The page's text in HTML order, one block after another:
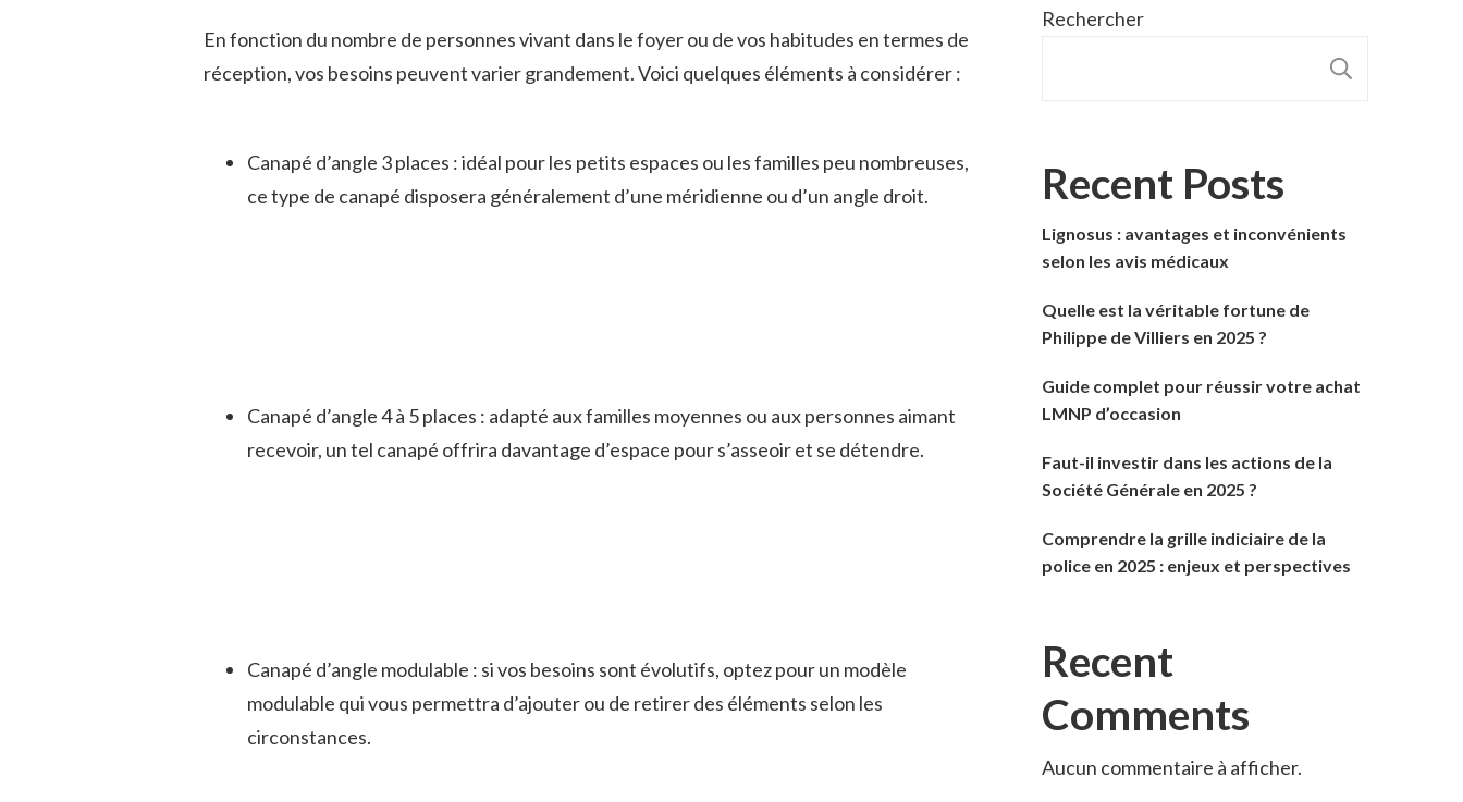
En fonction du nombre de personnes vivant dans le foyer ou de vos habitudes en termes de
réception, vos besoins peuvent varier grandement. Voici quelques éléments à considérer :
Canapé d’angle 3 places : idéal pour les petits espaces ou les familles peu nombreuses,
ce type de canapé disposera généralement d’une méridienne ou d’un angle droit.
Canapé d’angle 4 à 5 places : adapté aux familles moyennes ou aux personnes aimant
recevoir, un tel canapé offrira davantage d’espace pour s’asseoir et se détendre.
Canapé d’angle modulable : si vos besoins sont évolutifs, optez pour un modèle
modulable qui vous permettra d’ajouter ou de retirer des éléments selon les
circonstances.
Rechercher
Recent Posts
Lignosus : avantages et inconvénients
selon les avis médicaux
Quelle est la véritable fortune de
Philippe de Villiers en 2025 ?
Guide complet pour réussir votre achat
LMNP d’occasion
Faut-il investir dans les actions de la
Société Générale en 2025 ?
Comprendre la grille indiciaire de la
police en 2025 : enjeux et perspectives
Recent
Comments
Aucun commentaire à afficher.